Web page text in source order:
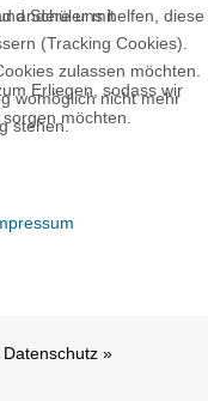
Schüler mit
Erliegen, sodass wir
möchten.
Datenschutz »
andere uns helfen, diese
(Tracking Cookies).
zulassen möchten.
womöglich nicht mehr
stehen.